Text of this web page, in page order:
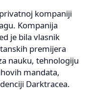
kompaniji
Kompanija
je bila vlasnik
premijera
nauku, tehnologiju
mandata,
Darktracea.